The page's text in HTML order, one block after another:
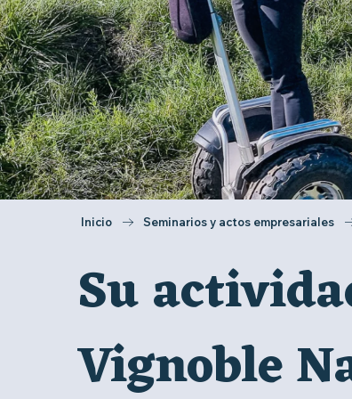
Inicio Seminarios y actos empresariales
Su
Vignoble